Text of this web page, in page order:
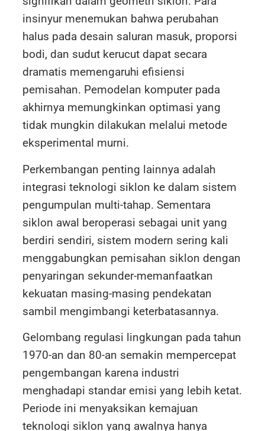
insinyur menemukan bahwa perubahan
halus pada desain saluran masuk, proporsi
bodi, dan sudut kerucut dapat secara
dramatis memengaruhi efisiensi
pemisahan. Pemodelan komputer pada
akhirnya memungkinkan optimasi yang
tidak mungkin dilakukan melalui metode
eksperimental murni.
Perkembangan penting lainnya adalah
integrasi teknologi siklon ke dalam sistem
pengumpulan multi-tahap. Sementara
siklon awal beroperasi sebagai unit yang
berdiri sendiri, sistem modern sering kali
menggabungkan pemisahan siklon dengan
penyaringan sekunder-memanfaatkan
kekuatan masing-masing pendekatan
sambil mengimbangi keterbatasannya.
Gelombang regulasi lingkungan pada tahun
1970-an dan 80-an semakin mempercepat
pengembangan karena industri
menghadapi standar emisi yang lebih ketat.
Periode ini menyaksikan kemajuan
teknologi siklon yang awalnya hanya